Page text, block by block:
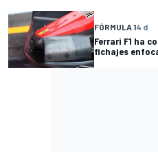
FÓRMULA 14 d
Ferrari F1 ha
fichajes